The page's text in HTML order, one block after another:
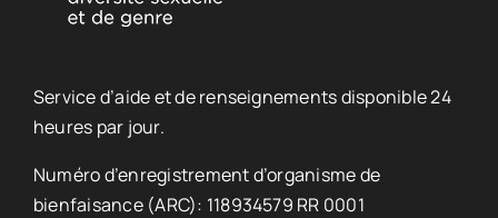
Service d’aide et de renseignements disponible 24
heures par jour.
Numéro d’enregistrement d’organisme de
bienfaisance (ARC): 118934579 RR 0001